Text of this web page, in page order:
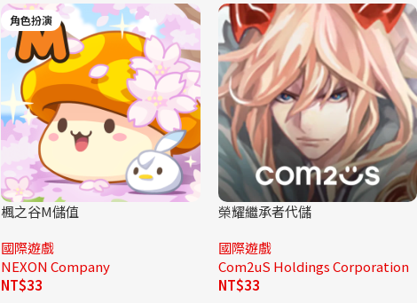
角色扮演
楓之谷M儲值
國際遊戲
NEXON Company
NT$33
榮耀繼承者代儲
國際遊戲
Com2uS Holdings Corporation
NT$33